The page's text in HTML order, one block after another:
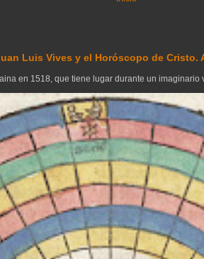
Luis Vives y el Horóscopo de Cristo.
en 1518, que tiene lugar durante un